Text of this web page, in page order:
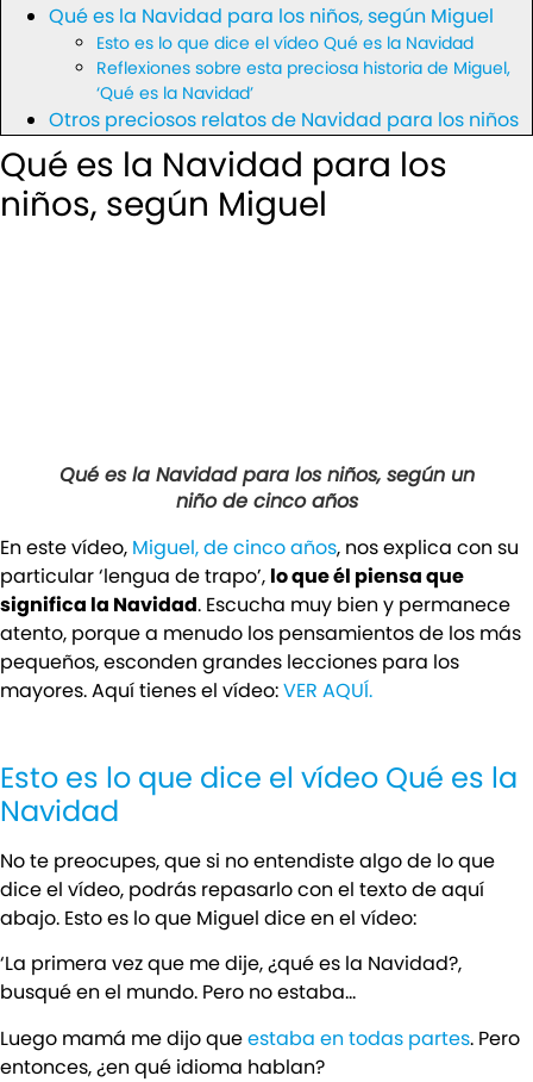
Qué es la Navidad para los niños, según Miguel
Esto es lo que dice el vídeo Qué es la Navidad
Reflexiones sobre esta preciosa historia de Miguel,
‘Qué es la Navidad’
Otros preciosos relatos de Navidad para los niños
Qué es la Navidad para los
niños, según Miguel
Qué es la Navidad para los niños, según un
niño de cinco años
En este vídeo, Miguel, de cinco años, nos explica con su
particular ‘lengua de trapo’, lo que él piensa que
significa la Navidad. Escucha muy bien y permanece
atento, porque a menudo los pensamientos de los más
pequeños, esconden grandes lecciones para los
mayores. Aquí tienes el vídeo:VER AQUÍ.
Esto es lo que dice el vídeo Qué es la
Navidad
No te preocupes, que si no entendiste algo de lo que
dice el vídeo, podrás repasarlo con el texto de aquí
abajo. Esto es lo que Miguel dice en el vídeo:
‘La primera vez que me dije, ¿qué es la Navidad?,
busqué en el mundo. Pero no estaba…
Luego mamá me dijo queestaba en todas partes. Pero
entonces, ¿en qué idioma hablan?